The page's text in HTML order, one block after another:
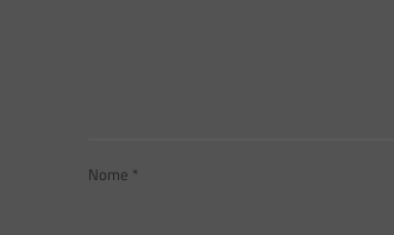
Nome *